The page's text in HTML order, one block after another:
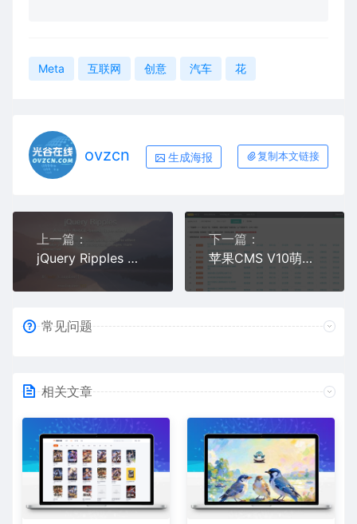
Meta 互联网 创意 汽车 花
ovzcn 生成海报 复制本文链接
上一篇：
jQuery Ripples 隔壁老李同款水波纹涟漪特效-jQuery WebGL Ripples
下一篇：
苹果CMS V10萌芽采集插件Pro v10.7.3 专业版
常见问题
相关文章